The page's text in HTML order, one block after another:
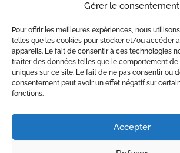
Gérer le consentement
Pour offrir les meilleures expériences, nous
telles que les cookies pour stocker et/ou accéder
appareils. Le fait de consentir à ces technologies
traiter des données telles que le comportement de
uniques sur ce site. Le fait de ne pas consentir ou
consentement peut avoir un effet négatif sur
fonctions.
Accepter
CONTACTEZ-NOUS
MONTAUBAN